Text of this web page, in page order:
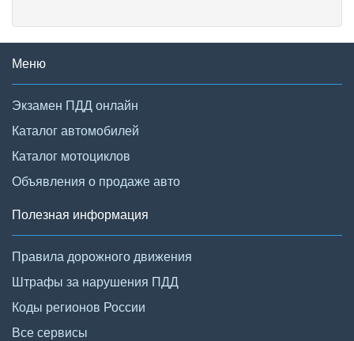
Меню
Экзамен ПДД онлайн
Каталог автомобилей
Каталог мотоциклов
Объявления о продаже авто
Полезная информация
Правила дорожного движения
Штрафы за нарушения ПДД
Коды регионов России
Все сервисы